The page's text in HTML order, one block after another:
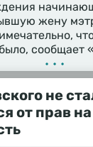
жену
сообщает «
•••
не
от прав на